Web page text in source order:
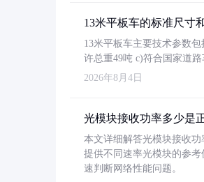
13米平板车的标准尺寸
13米平板车主要技术参数
许总重49吨 c)符合国家道
2026年8月4日
光模块接收功率多少是
本文详细解答光模块接收
提供不同速率光模块的参
速判断网络性能问题。